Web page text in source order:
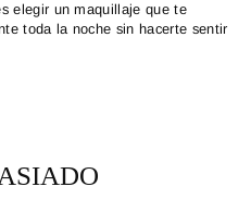
elegir un maquillaje que te
toda la noche sin hacerte sentir